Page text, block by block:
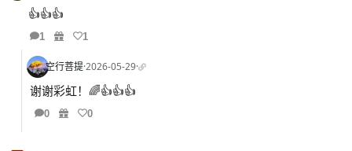
👍👍👍
1 1
空行菩提·2026-05-29·
谢谢彩虹！🌈👍👍👍
0 0